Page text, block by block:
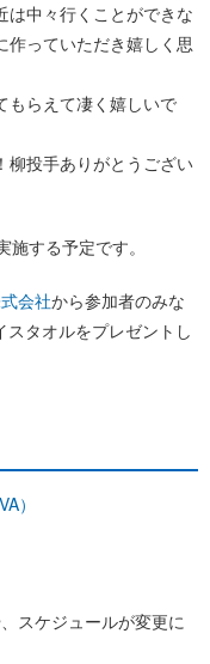
は中々行くことができな
作っていただき嬉しく思
もらえて凄く嬉しいで
柳投手ありがとうござい
施する予定です。
会社から参加者のみな
タオルをプレゼントし
）
スケジュールが変更に